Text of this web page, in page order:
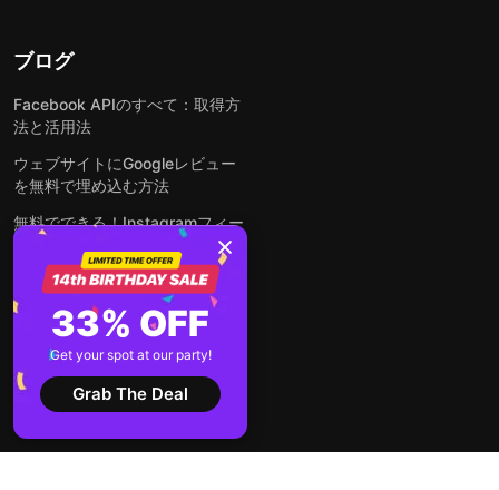
ブログ
Facebook APIのすべて：取得方
法と活用法
ウェブサイトにGoogleレビュー
を無料で埋め込む方法
無料でできる！Instagramフィー
ドをウェブサイトに埋め込む方法
どんなウェブサイトにも無料でフ
ォームを埋め込む方法
WordPressサイトにLinkedInフ
ィードを埋め込む方法は？
全ての投稿を見る
33% OFF
Get your spot at our party!
Grab The Deal